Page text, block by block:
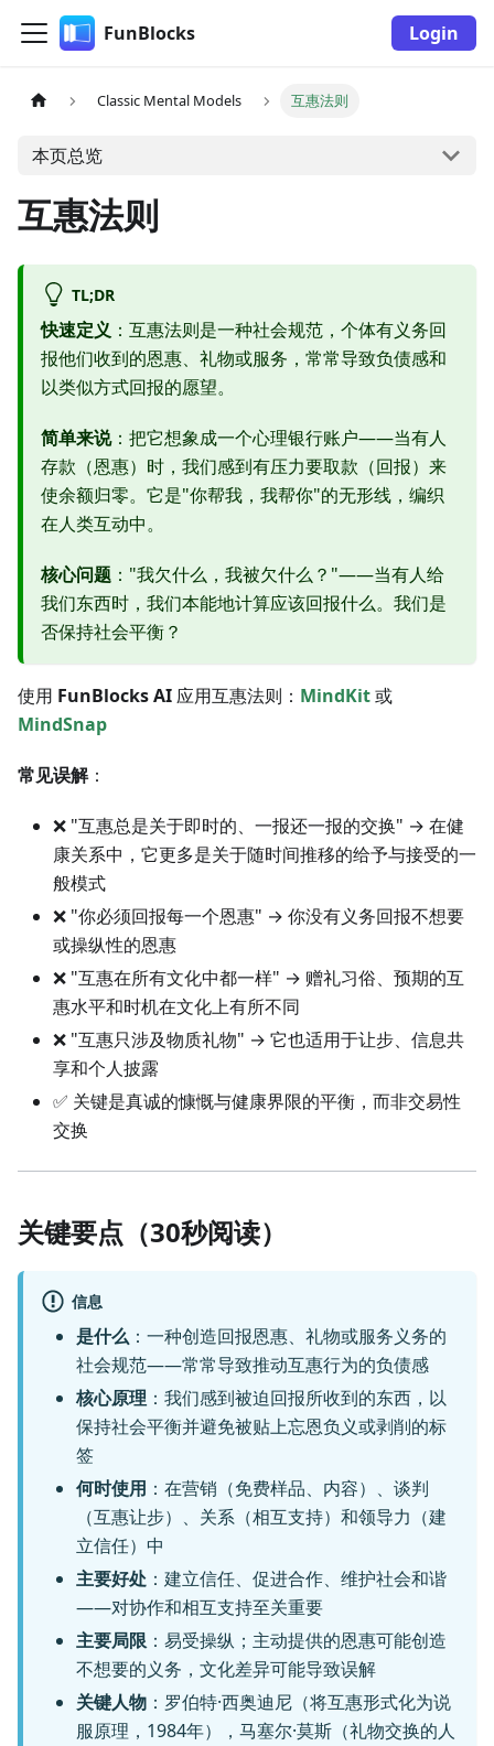
FunBlocks Login
Classic Mental Models 互惠法则
本页总览
互惠法则
TL;DR
快速定义 ：互惠法则是一种社会规范，个体有义务回
报他们收到的恩惠、礼物或服务，常常导致负债感和
以类似方式回报的愿望。
简单来说：把它想象成一个心理银行账户——当有人
存款（恩惠）时，我们感到有压力要取款（回报）来
使余额归零。它是"你帮我，我帮你"的无形线，编织
在人类互动中。
核心问题 ："我欠什么，我被欠什么？"——当有人给
我们东西时，我们本能地计算应该回报什么。我们是
否保持社会平衡？
使用 FunBlocks AI 应用互惠法则： MindKit或
MindSnap
常见误解：
❌ "互惠总是关于即时的、一报还一报的交换" → 在健
康关系中，它更多是关于随时间推移的给予与接受的一
般模式
❌ "你必须回报每一个恩惠" → 你没有义务回报不想要
或操纵性的恩惠
❌ "互惠在所有文化中都一样" → 赠礼习俗、预期的互
惠水平和时机在文化上有所不同
❌ "互惠只涉及物质礼物" → 它也适用于让步、信息共
享和个人披露
✅ 关键是真诚的慷慨与健康界限的平衡，而非交易性
交换
关键要点（30秒阅读）
信息
是什么 ：一种创造回报恩惠、礼物或服务义务的
社会规范——常常导致推动互惠行为的负债感
核心原理 ：我们感到被迫回报所收到的东西，以
保持社会平衡并避免被贴上忘恩负义或剥削的标
签
何时使用 ：在营销（免费样品、内容）、谈判
（互惠让步）、关系（相互支持）和领导力（建
立信任）中
主要好处 ：建立信任、促进合作、维护社会和谐
——对协作和相互支持至关重要
主要局限 ：易受操纵；主动提供的恩惠可能创造
不想要的义务，文化差异可能导致误解
关键人物 ：罗伯特·西奥迪尼（将互惠形式化为说
服原理，1984年），马塞尔·莫斯（礼物交换的人